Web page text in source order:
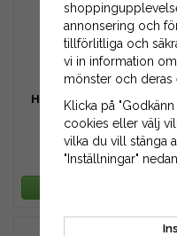
Hällpip för alkylatbensin
5L-dunk
59 kr 79 kr
annonsering och
tillförlitliga och
vi in information
mönster och deras
Klicka på
cookies eller välj
vilka du vill stänga
"Inställningar" nedan.